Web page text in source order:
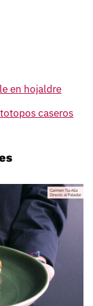
en hojaldre
totopos caseros